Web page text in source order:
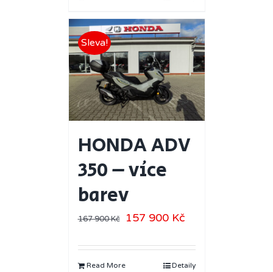
Sleva!
HONDA ADV
350 – více
barev
167 900Kč 157 900 Kč
Read More Detaily